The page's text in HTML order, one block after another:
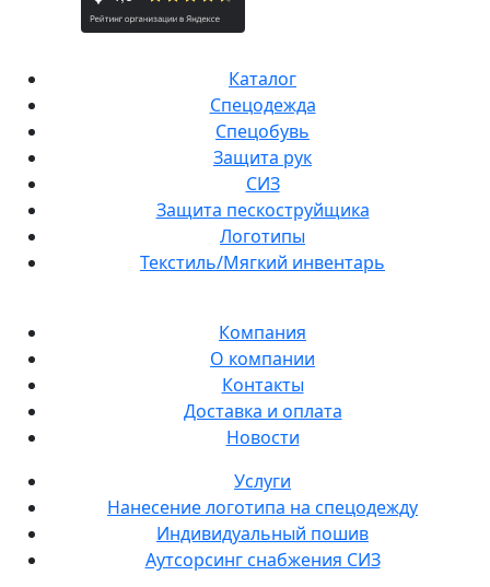
Каталог
Спецодежда
Спецобувь
Защита рук
СИЗ
Защита пескоструйщика
Логотипы
Текстиль/Мягкий инвентарь
Компания
О компании
Контакты
Доставка и оплата
Новости
Услуги
Нанесение логотипа на спецодежду
Индивидуальный пошив
Аутсорсинг снабжения СИЗ